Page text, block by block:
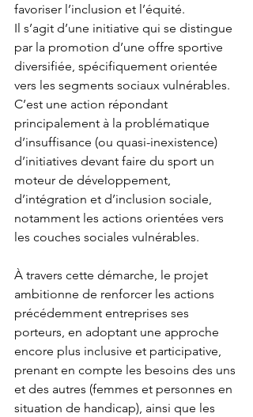
favoriser l’inclusion et l’équité.
Il s’agit d’une initiative qui se distingue
par la promotion d’une offre sportive
diversifiée, spécifiquement orientée
vers les segments sociaux vulnérables.
C’est une action répondant
principalement à la problématique
d’insuffisance (ou quasi-inexistence)
d’initiatives devant faire du sport un
moteur de développement,
d’intégration et d’inclusion sociale,
notamment les actions orientées vers
les couches sociales vulnérables.
À travers cette démarche, le projet
ambitionne de renforcer les actions
précédemment entreprises ses
porteurs, en adoptant une approche
encore plus inclusive et participative,
prenant en compte les besoins des uns
et des autres (femmes et personnes en
situation de handicap), ainsi que les